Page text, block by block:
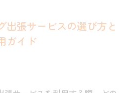
出張サービスの選び方と
ガイド